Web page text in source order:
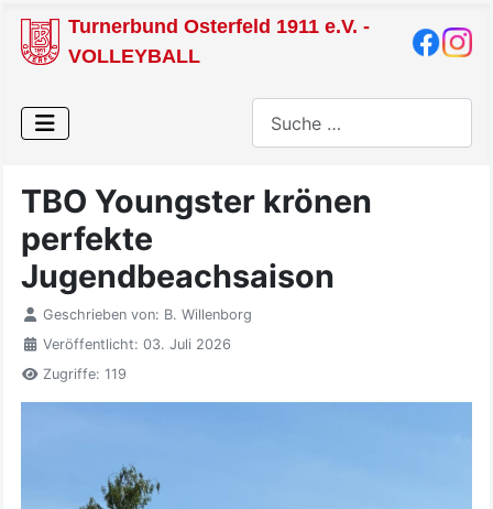
Turnerbund Osterfeld 1911 e.V. -
VOLLEYBALL
TBO Youngster krönen
perfekte
Jugendbeachsaison
Geschrieben von: B. Willenborg
Veröffentlicht: 03. Juli 2026
Zugriffe: 119